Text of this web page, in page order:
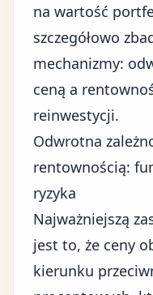
na wartość
szczegółowo
mechanizmy:
ceną a
reinwestycji.
Odwrotna
rentownością:
ryzyka
Najważniejszą
jest to, że ceny
kierunku